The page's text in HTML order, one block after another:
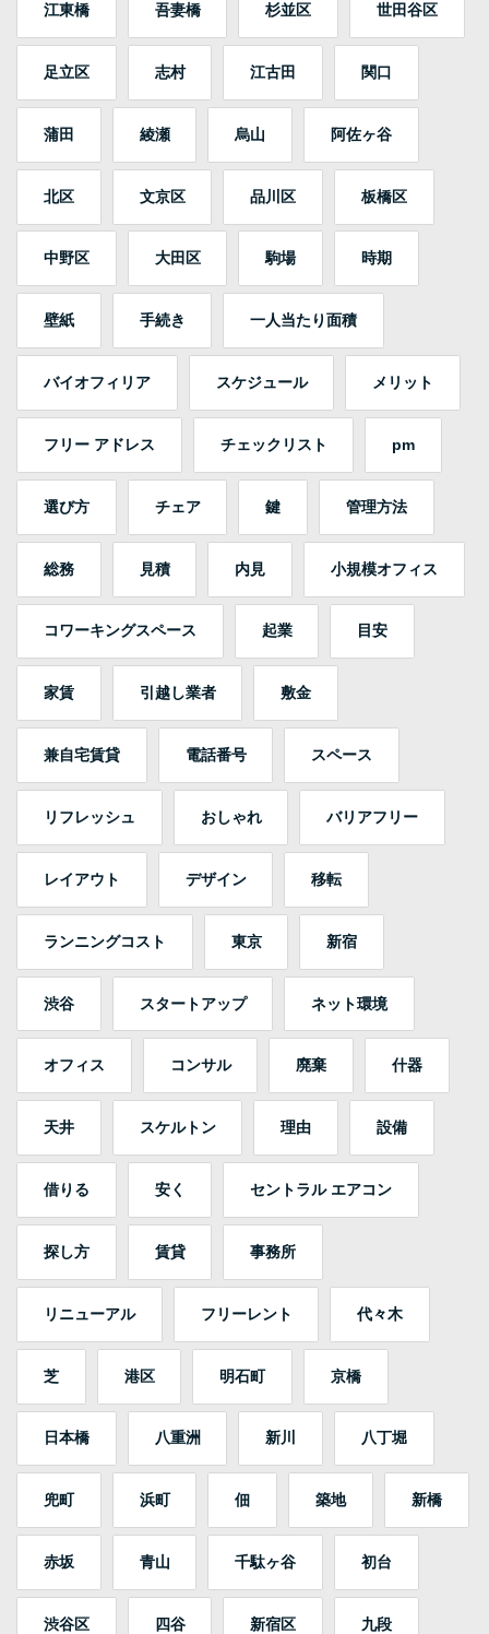
江東橋 吾妻橋 杉並区 世田谷区
足立区 志村 江古田 関口
蒲田 綾瀬 烏山 阿佐ヶ谷
北区 文京区 品川区 板橋区
中野区 大田区 駒場 時期
壁紙 手続き 一人当たり面積
バイオフィリア スケジュール メリット
フリー アドレス チェックリスト pm
選び方 チェア 鍵 管理方法
総務 見積 内見 小規模オフィス
コワーキングスペース 起業 目安
家賃 引越し業者 敷金
兼自宅賃貸 電話番号 スペース
リフレッシュ おしゃれ バリアフリー
レイアウト デザイン 移転
ランニングコスト 東京 新宿
渋谷 スタートアップ ネット環境
オフィス コンサル 廃棄 什器
天井 スケルトン 理由 設備
借りる 安く セントラル エアコン
探し方 賃貸 事務所
リニューアル フリーレント 代々木
芝 港区 明石町 京橋
日本橋 八重洲 新川 八丁堀
兜町 浜町 佃 築地 新橋
赤坂 青山 千駄ヶ谷 初台
渋谷区 四谷 新宿区 九段